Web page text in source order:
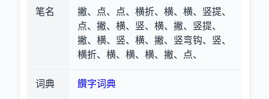
笔名
撇、点、点、横折、横、横、竖提、
点、撇、横、竖、横、撇、竖提、
撇、横、竖、横、撇、竖弯钩、竖、
横折、横、横、横、撇、点、
词典 饡字词典